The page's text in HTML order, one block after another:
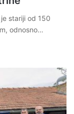
stariji od 150
odnosno…